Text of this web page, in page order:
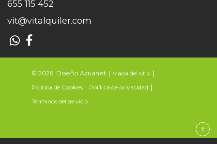
655 115 452
vit@vitalquiler.com
© 2026. Diseño Azuanet
Mapa del sitio
Política de Cookies
Política de privacidad
Términos del servicio